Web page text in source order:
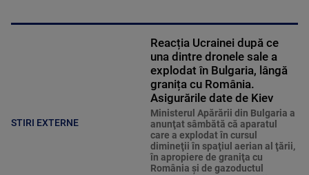
STIRI EXTERNE
Reacția Ucrainei după ce
una dintre dronele sale a
explodat în Bulgaria, lângă
granița cu România.
Asigurările date de Kiev
Ministerul Apărării din Bulgaria a
anunţat sâmbătă că aparatul
care a explodat în cursul
dimineţii în spaţiul aerian al ţării,
în apropiere de graniţa cu
România şi de gazoductul